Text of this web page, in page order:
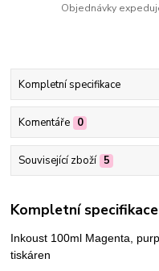
Objednávky
Kompletní specifikace
Komentáře 0
Související zboží 5
Kompletní specifikace
Inkoust 100ml Magenta,
tiskáren